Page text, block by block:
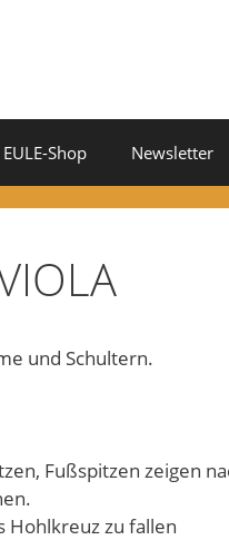
EULE-Shop Newsletter
und Schultern.
Fußspitzen zeigen
Hohlkreuz zu fallen